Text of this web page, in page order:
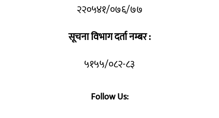
२२०५४१/०७६/७७
सूचना विभाग दर्ता नम्बर :
५१५५/०८२-८३
Follow Us: